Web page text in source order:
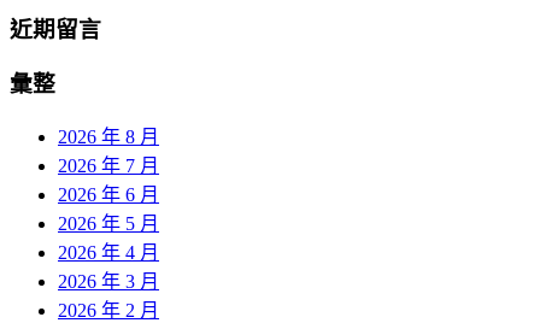
近期留言
彙整
2026 年 8 月
2026 年 7 月
2026 年 6 月
2026 年 5 月
2026 年 4 月
2026 年 3 月
2026 年 2 月